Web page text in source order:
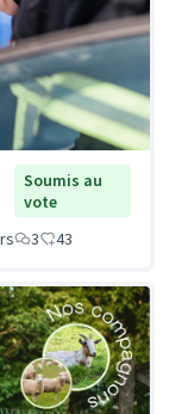
Soumis au
vote
3 43